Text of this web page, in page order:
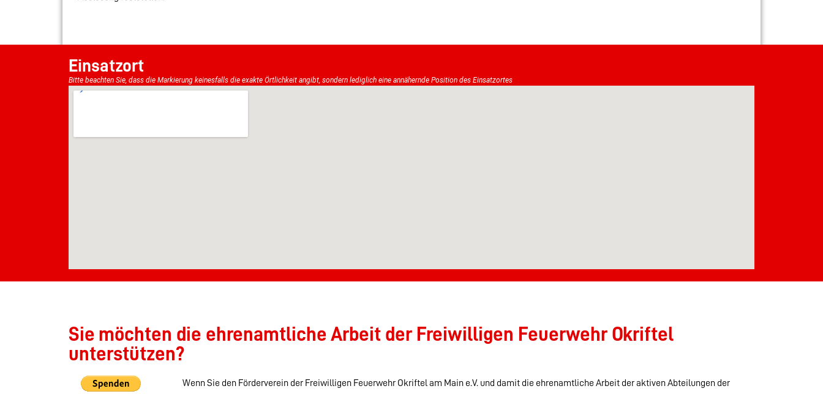
Einsatzort
Bitte beachten Sie, dass die Markierung keinesfalls die exakte Örtlichkeit angibt, sondern lediglich eine annähernde Position des Einsatzortes
Sie möchten die ehrenamtliche Arbeit der Freiwilligen Feuerwehr Okriftel
unterstützen?
Wenn Sie den Förderverein der Freiwilligen Feuerwehr Okriftel am Main e.V. und damit die ehrenamtliche Arbeit der aktiven Abteilungen der